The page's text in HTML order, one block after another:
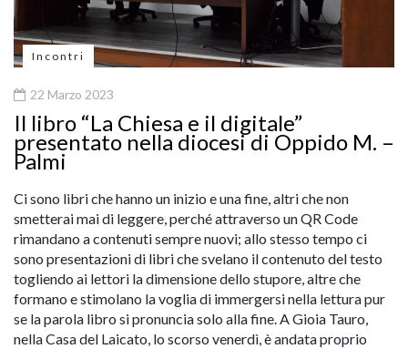
Incontri
22 Marzo 2023
Il libro “La Chiesa e il digitale”
presentato nella diocesi di Oppido M. –
Palmi
Ci sono libri che hanno un inizio e una fine, altri che non
smetterai mai di leggere, perché attraverso un QR Code
rimandano a contenuti sempre nuovi; allo stesso tempo ci
sono presentazioni di libri che svelano il contenuto del testo
togliendo ai lettori la dimensione dello stupore, altre che
formano e stimolano la voglia di immergersi nella lettura pur
se la parola libro si pronuncia solo alla fine. A Gioia Tauro,
nella Casa del Laicato, lo scorso venerdì, è andata proprio